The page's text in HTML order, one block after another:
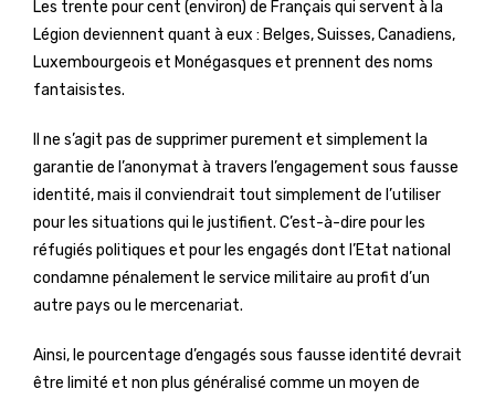
Les trente pour cent (environ) de Français qui servent à la
Légion deviennent quant à eux : Belges, Suisses, Canadiens,
Luxembourgeois et Monégasques et prennent des noms
fantaisistes.
Il ne s’agit pas de supprimer purement et simplement la
garantie de l’anonymat à travers l’engagement sous fausse
identité, mais il conviendrait tout simplement de l’utiliser
pour les situations qui le justifient. C’est-à-dire pour les
réfugiés politiques et pour les engagés dont l’Etat national
condamne pénalement le service militaire au profit d’un
autre pays ou le mercenariat.
Ainsi, le pourcentage d’engagés sous fausse identité devrait
être limité et non plus généralisé comme un moyen de